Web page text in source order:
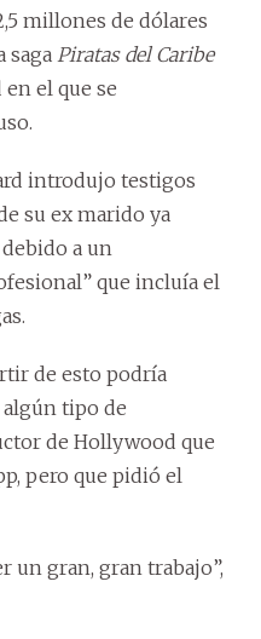
millones de dólares
saga Piratas del Caribe
el que se
introdujo testigos
su ex marido ya
a un
que incluía el
de esto podría
tipo de
de Hollywood que
pero que pidió el
un gran, gran trabajo”,